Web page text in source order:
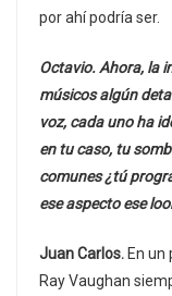
por ahí podría ser.
Octavio. Ahora, la
músicos algún
voz, cada uno ha
en tu caso, tu
comunes ¿tú
ese aspecto ese
Juan Carlos. En un
Ray Vaughan